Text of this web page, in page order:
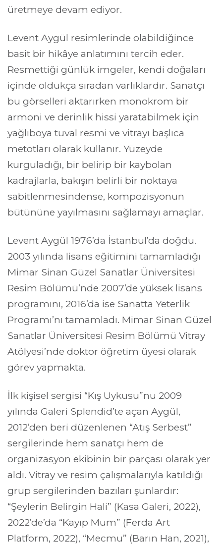
üretmeye devam ediyor.
Levent Aygül resimlerinde olabildiğince
basit bir hikâye anlatımını tercih eder.
Resmettiği günlük imgeler, kendi doğaları
içinde oldukça sıradan varlıklardır. Sanatçı
bu görselleri aktarırken monokrom bir
armoni ve derinlik hissi yaratabilmek için
yağlıboya tuval resmi ve vitrayı başlıca
metotları olarak kullanır. Yüzeyde
kurguladığı, bir belirip bir kaybolan
kadrajlarla, bakışın belirli bir noktaya
sabitlenmesindense, kompozisyonun
bütününe yayılmasını sağlamayı amaçlar.
Levent Aygül 1976’da İstanbul’da doğdu.
2003 yılında lisans eğitimini tamamladığı
Mimar Sinan Güzel Sanatlar Üniversitesi
Resim Bölümü’nde 2007’de yüksek lisans
programını, 2016’da ise Sanatta Yeterlik
Programı’nı tamamladı. Mimar Sinan Güzel
Sanatlar Üniversitesi Resim Bölümü Vitray
Atölyesi’nde doktor öğretim üyesi olarak
görev yapmakta.
İlk kişisel sergisi “Kış Uykusu”nu 2009
yılında Galeri Splendid’te açan Aygül,
2012’den beri düzenlenen “Atış Serbest”
sergilerinde hem sanatçı hem de
organizasyon ekibinin bir parçası olarak yer
aldı. Vitray ve resim çalışmalarıyla katıldığı
grup sergilerinden bazıları şunlardır:
“Şeylerin Belirgin Hali” (Kasa Galeri, 2022),
2022’de’da “Kayıp Mum” (Ferda Art
Platform, 2022), “Mecmu” (Barın Han, 2021),